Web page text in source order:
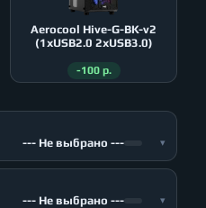
Aerocool Hive-G-BK-v2
(1xUSB2.0 2xUSB3.0)
-100 р.
--- Не выбрано --- ▾
--- Не выбрано --- ▾